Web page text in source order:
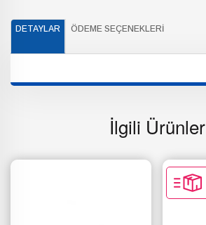
DETAYLAR ÖDEME SEÇENEKLERI
İlgili Ürünler